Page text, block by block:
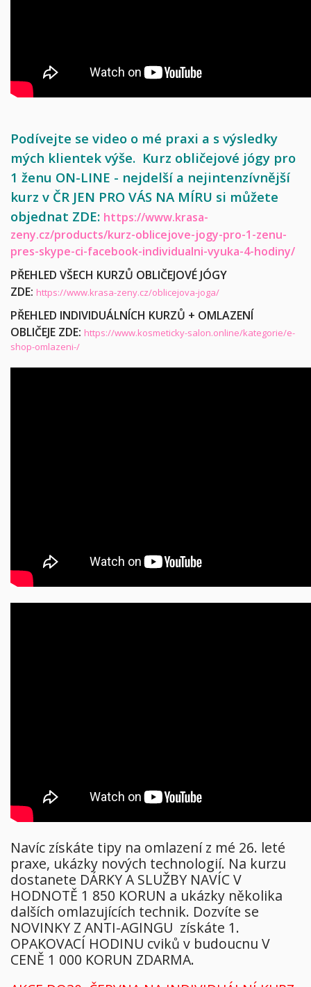
Podívejte se video o mé praxi a s výsledky
mých klientek výše. Kurz obličejové jógy pro
1 ženu ON-LINE - nejdelší a nejintenzívnější
kurz v ČR JEN PRO VÁS NA MÍRU si můžete
objednat ZDE: https://www.krasa-
zeny.cz/products/kurz-oblicejove-jogy-pro-1-zenu-
pres-skype-ci-facebook-individualni-vyuka-4-hodiny/
PŘEHLED VŠECH KURZŮ OBLIČEJOVÉ JÓGY
ZDE: https://www.krasa-zeny.cz/oblicejova-joga/
PŘEHLED INDIVIDUÁLNÍCH KURZŮ + OMLAZENÍ
OBLIČEJE ZDE: https://www.kosmeticky-salon.online/kategorie/e-
shop-omlazeni-/
Navíc získáte tipy na omlazení z mé 26. leté
praxe, ukázky nových technologií. Na kurzu
dostanete DÁRKY A SLUŽBY NAVÍC V
HODNOTĚ 1 850 KORUN a ukázky několika
dalších omlazujících technik. Dozvíte se
NOVINKY Z ANTI-AGINGU získáte 1.
OPAKOVACÍ HODINU cviků v budoucnu V
CENĚ 1 000 KORUN ZDARMA.